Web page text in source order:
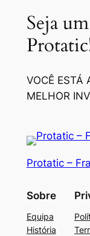
Seja
VOCÊ ESTÁ
MELHOR
Protatic –
Sobre
Equipa
História